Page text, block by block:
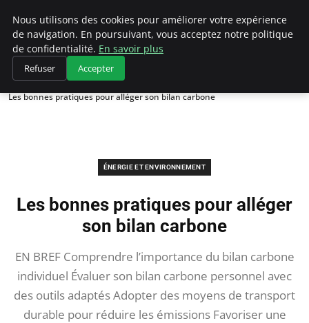
Climategatecountryclub.com
Accueil
Énergie et environnement
Les bonnes pratiques pour alléger son bilan carbone
ÉNERGIE ET ENVIRONNEMENT
Les bonnes pratiques pour alléger
son bilan carbone
EN BREF Comprendre l’importance du bilan carbone
individuel Évaluer son bilan carbone personnel avec
des outils adaptés Adopter des moyens de transport
durable pour réduire les émissions Favoriser une
Nous utilisons des cookies pour améliorer votre expérience
de navigation. En poursuivant, vous acceptez notre politique
de confidentialité. En savoir plus
Refuser Accepter